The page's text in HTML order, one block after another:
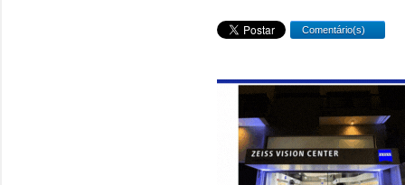
Comentário(s)